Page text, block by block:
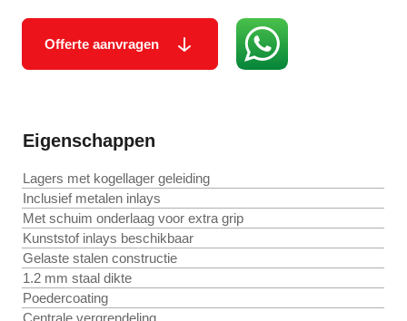
Offerte aanvragen
Eigenschappen
Lagers met kogellager geleiding
Inclusief metalen inlays
Met schuim onderlaag voor extra grip
Kunststof inlays beschikbaar
Gelaste stalen constructie
1.2 mm staal dikte
Poedercoating
Centrale vergrendeling